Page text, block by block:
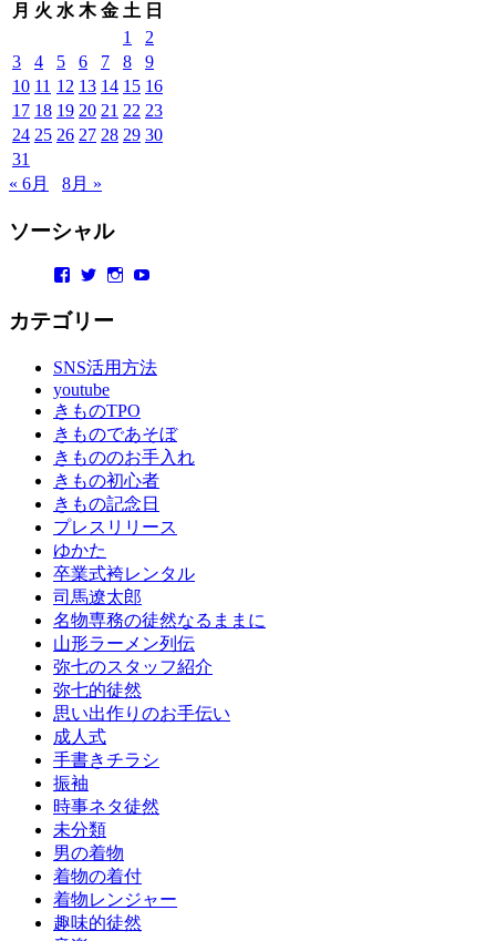
月 火 水 木 金 土 日
1
2
3
4 5 6 7 8
9
10 11 12 13 14 15 16
17 18 19 20 21 22 23
24 25 26 27 28 29 30
31
« 6月
8月 »
ソーシャル
Facebook
TwitterInstagram
カテゴリー
SNS活用方法
youtube
きものTPO
きものであそぼ
きもののお手入れ
きもの初心者
きもの記念日
プレスリリース
ゆかた
卒業式袴レンタル
司馬遼太郎
名物専務の徒然なるままに
山形ラーメン列伝
弥七のスタッフ紹介
弥七的徒然
思い出作りのお手伝い
成人式
手書きチラシ
振袖
時事ネタ徒然
未分類
男の着物
着物の着付
着物レンジャー
趣味的徒然